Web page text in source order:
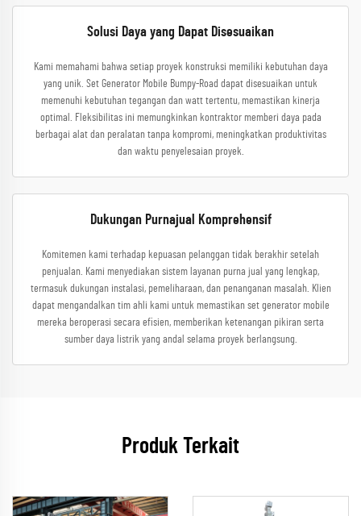
Solusi Daya yang Dapat Disesuaikan
Kami memahami bahwa setiap proyek konstruksi memiliki kebutuhan daya
yang unik. Set Generator Mobile Bumpy-Road dapat disesuaikan untuk
memenuhi kebutuhan tegangan dan watt tertentu, memastikan kinerja
optimal. Fleksibilitas ini memungkinkan kontraktor memberi daya pada
berbagai alat dan peralatan tanpa kompromi, meningkatkan produktivitas
dan waktu penyelesaian proyek.
Dukungan Purnajual Komprehensif
Komitemen kami terhadap kepuasan pelanggan tidak berakhir setelah
penjualan. Kami menyediakan sistem layanan purna jual yang lengkap,
termasuk dukungan instalasi, pemeliharaan, dan penanganan masalah. Klien
dapat mengandalkan tim ahli kami untuk memastikan set generator mobile
mereka beroperasi secara efisien, memberikan ketenangan pikiran serta
sumber daya listrik yang andal selama proyek berlangsung.
Produk Terkait